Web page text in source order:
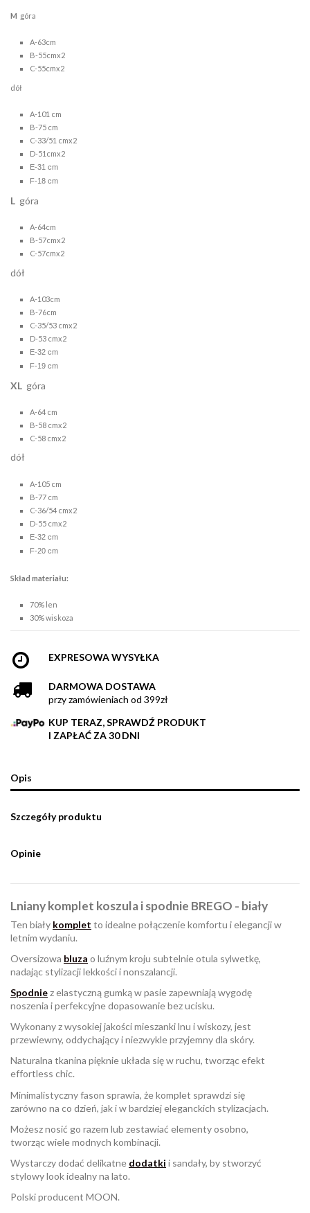
M góra
A-63cm
B-55cmx2
C-55cmx2
dół
A-101 cm
B-75 cm
C-33/51 cmx2
D-51cmx2
E-31 cm
F-18 cm
L góra
A-64cm
B-57cmx2
C-57cmx2
dół
A-103cm
B-76cm
C-35/53 cmx2
D-53 cmx2
E-32 cm
F-19 cm
XL góra
A-64 cm
B-58 cmx2
C-58 cmx2
dół
A-105 cm
B-77 cm
C-36/54 cmx2
D-55 cmx2
E-32 cm
F-20 cm
Skład materiału:
70% len
30% wiskoza
EXPRESOWA WYSYŁKA
DARMOWA DOSTAWA
przy zamówieniach od 399zł
KUP TERAZ, SPRAWDŹ PRODUKT
I ZAPŁAĆ ZA 30 DNI
Opis
Szczegóły produktu
Opinie
Lniany komplet koszula i spodnie BREGO - biały
Ten biały komplet to idealne połączenie komfortu i elegancji w
letnim wydaniu.
Oversizowa bluza o luźnym kroju subtelnie otula sylwetkę,
nadając stylizacji lekkości i nonszalancji.
Spodniez elastyczną gumką w pasie zapewniają wygodę
noszenia i perfekcyjne dopasowanie bez ucisku.
Wykonany z wysokiej jakości mieszanki lnu i wiskozy, jest
przewiewny, oddychający i niezwykle przyjemny dla skóry.
Naturalna tkanina pięknie układa się w ruchu, tworząc efekt
effortless chic.
Minimalistyczny fason sprawia, że komplet sprawdzi się
zarówno na co dzień, jak i w bardziej eleganckich stylizacjach.
Możesz nosić go razem lub zestawiać elementy osobno,
tworząc wiele modnych kombinacji.
Wystarczy dodać delikatne dodatki i sandały, by stworzyć
stylowy look idealny na lato.
Polski producent MOON.